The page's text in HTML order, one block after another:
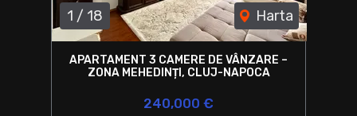
1 / 18 Harta
APARTAMENT 3 CAMERE DE VÂNZARE –
ZONA MEHEDINȚI, CLUJ-NAPOCA
240,000 €